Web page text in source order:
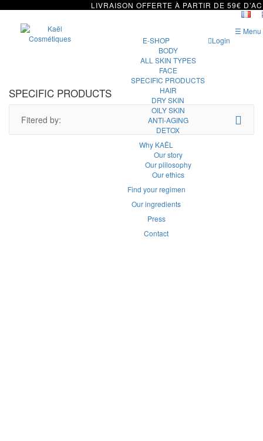
E-SHOP
BODY
ALL SKIN TYPES
FACE
SPECIFIC PRODUCTS
HAIR
DRY SKIN
OILY SKIN
ANTI-AGING
DETOX
Why KAËL
Our story
Our plilosophy
Our ethics
Find your regimen
Our ingredients
Press
Contact
Login
☰ Menu
SPECIFIC PRODUCTS
Fitered by:
LIVRAISON OFFERTE À PARTIR DE 59€